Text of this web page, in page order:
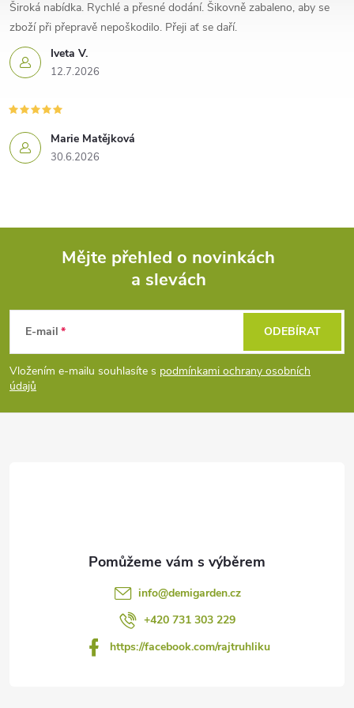
Iveta V.
12.7.2026
Široká nabídka. Rychlé a přesné dodání. Šikovně zabaleno, aby se
zboží při přepravě nepoškodilo. Přeji ať se daří.
Marie Matějková
30.6.2026
p
a
Mějte přehled o novinkách
a slevách
E-mail
Vložením e-mailu souhlasíte s podmínkami ochrany osobních
údajů
ODEBÍRAT
info@demigarden.cz
+420 731 303 229
https://facebook.com/rajtruhliku